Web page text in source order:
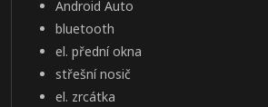
Android Auto
bluetooth
el. přední okna
střešní nosič
el. zrcátka